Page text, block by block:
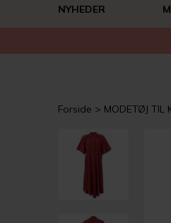
NYHEDER
Forside MODETØJ TIL